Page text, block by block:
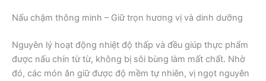
Nấu chậm thông minh – Giữ trọn hương vị và dinh dưỡng
Nguyên lý hoạt động nhiệt độ thấp và đều giúp thực phẩm
được nấu chín từ từ, không bị sôi bùng làm mất chất. Nhờ
đó, các món ăn giữ được độ mềm tự nhiên, vị ngọt nguyên